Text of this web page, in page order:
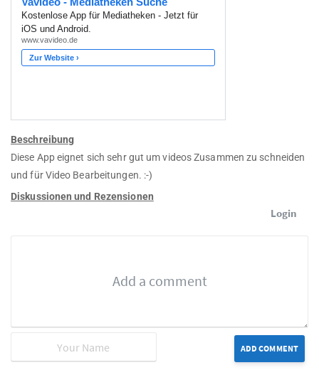
Beschreibung
Diese App eignet sich sehr gut um videos Zusammen zu schneiden
und für Video Bearbeitungen. :-)
Diskussionen und Rezensionen
Login
ADD COMMENT